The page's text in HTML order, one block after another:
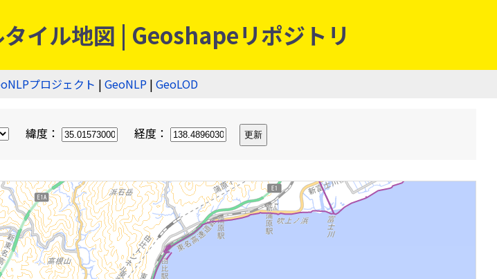
イル地図 | Geoshapeリポジトリ
プロジェクト | GeoNLP | GeoLOD
緯度： 経度：